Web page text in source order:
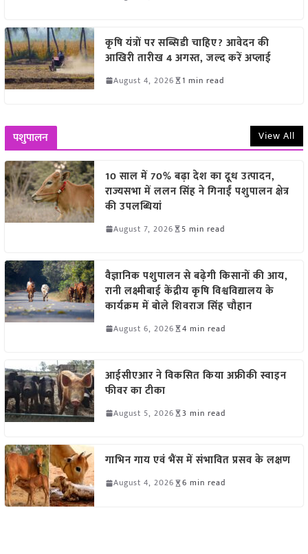
कृषि यंत्रों पर सब्सिडी चाहिए? आवेदन की
आखिरी तारीख 4 अगस्त, जल्द करें अप्लाई
August 4, 2026 1 min read
पशुपालन View All
10 साल में 70% बढ़ा देश का दूध उत्पादन,
राज्यसभा में ललन सिंह ने गिनाईं पशुपालन क्षेत्र
की उपलब्धियां
August 7, 2026 5 min read
वैज्ञानिक पशुपालन से बढ़ेगी किसानों की आय,
रानी लक्ष्मीबाई केंद्रीय कृषि विश्वविद्यालय के
कार्यक्रम में बोले शिवराज सिंह चौहान
August 6, 2026 4 min read
आईसीएआर ने विकसित किया अफ्रीकी स्वाइन
फीवर का टीका
August 5, 2026 3 min read
गाभिन गाय एवं भैंस में संभावित प्रसव के लक्षण
August 4, 2026 6 min read